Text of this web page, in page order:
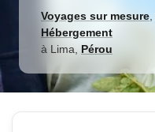
Voyages sur mesure
Hébergement
à Lima Pérou